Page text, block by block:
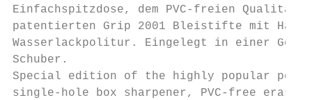
Einfachspitzdose, dem PVC-freien
patentierten Grip 2001 Bleistifte mit
Wasserlackpolitur. Eingelegt in einer
Schuber.
Special edition of the highly popular
single-hole box sharpener, PVC-free